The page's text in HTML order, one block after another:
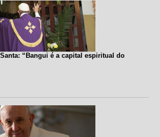
“Bangui é a capital espiritual do